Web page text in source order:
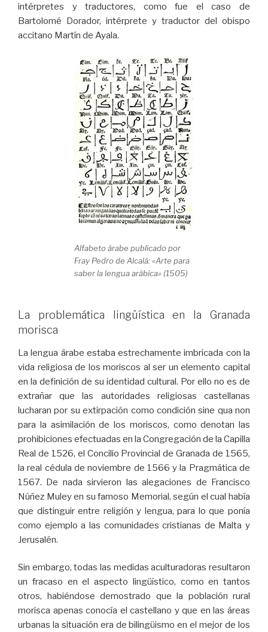
intérpretes y traductores, como fue el caso de
Bartolomé Dorador, intérprete y traductor del obispo
accitano Martín de Ayala.
Alfabeto árabe publicado por
Fray Pedro de Alcalá: «Arte para
saber la lengua arábica» (1505)
La problemática lingüística en la Granada
morisca
La lengua árabe estaba estrechamente imbricada con la
vida religiosa de los moriscos al ser un elemento capital
en la definición de su identidad cultural. Por ello no es de
extrañar que las autoridades religiosas castellanas
lucharan por su extirpación como condición sine qua non
para la asimilación de los moriscos, como denotan las
prohibiciones efectuadas en la Congregación de la Capilla
Real de 1526, el Concilio Provincial de Granada de 1565,
la real cédula de noviembre de 1566 y la Pragmática de
1567. De nada sirvieron las alegaciones de Francisco
Núñez Muley en su famoso Memorial, según el cual había
que distinguir entre religión y lengua, para lo que ponía
como ejemplo a las comunidades cristianas de Malta y
Jerusalén.
Sin embargo, todas las medidas aculturadoras resultaron
un fracaso en el aspecto lingüístico, como en tantos
otros, habiéndose demostrado que la población rural
morisca apenas conocía el castellano y que en las áreas
urbanas la situación era de bilingüismo en el mejor de los